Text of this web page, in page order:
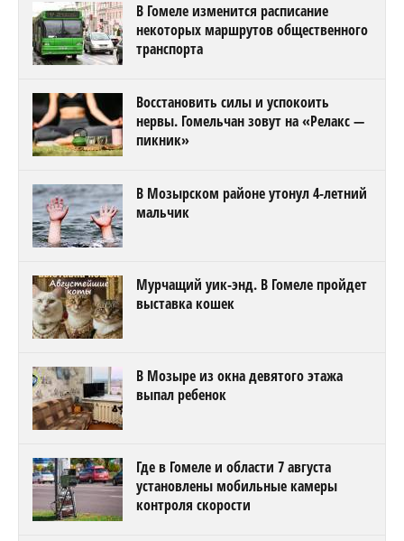
В Гомеле изменится расписание
некоторых маршрутов общественного
транспорта
Восстановить силы и успокоить
нервы. Гомельчан зовут на «Релакс —
пикник»
В Мозырском районе утонул 4-летний
мальчик
Мурчащий уик-энд. В Гомеле пройдет
выставка кошек
В Мозыре из окна девятого этажа
выпал ребенок
Где в Гомеле и области 7 августа
установлены мобильные камеры
контроля скорости